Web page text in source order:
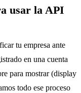
usar la API
tu empresa ante
en una cuenta
para mostrar (display
todo ese proceso